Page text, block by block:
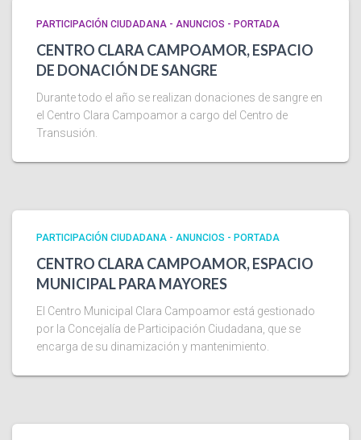
PARTICIPACIÓN CIUDADANA - ANUNCIOS - PORTADA
CENTRO CLARA CAMPOAMOR, ESPACIO
DE DONACIÓN DE SANGRE
Durante todo el año se realizan donaciones de sangre en
el Centro Clara Campoamor a cargo del Centro de
Transusión.
PARTICIPACIÓN CIUDADANA - ANUNCIOS - PORTADA
CENTRO CLARA CAMPOAMOR, ESPACIO
MUNICIPAL PARA MAYORES
El Centro Municipal Clara Campoamor está gestionado
por la Concejalía de Participación Ciudadana, que se
encarga de su dinamización y mantenimiento.